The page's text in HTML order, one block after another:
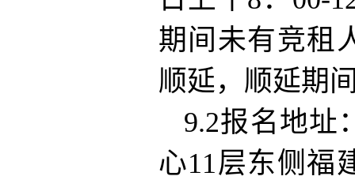
期间未有竞租
顺延，顺延期
9.2报名地址
心11层东侧福